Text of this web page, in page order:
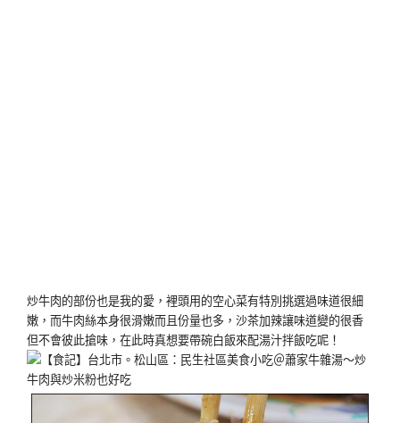
炒牛肉的部份也是我的愛，裡頭用的空心菜有特別挑選過味道很細
嫩，而牛肉絲本身很滑嫩而且份量也多，沙茶加辣讓味道變的很香
但不會彼此搶味，在此時真想要帶碗白飯來配湯汁拌飯吃呢！